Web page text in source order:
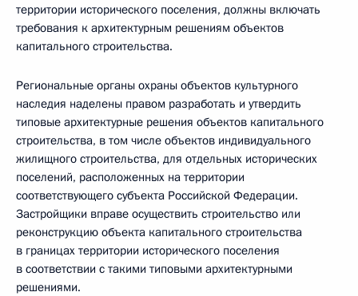
территории исторического поселения, должны включать
требования к архитектурным решениям объектов
капитального строительства.
Региональные органы охраны объектов культурного
наследия наделены правом разработать и утвердить
типовые архитектурные решения объектов капитального
строительства, в том числе объектов индивидуального
жилищного строительства, для отдельных исторических
поселений, расположенных на территории
соответствующего субъекта Российской Федерации.
Застройщики вправе осуществить строительство или
реконструкцию объекта капитального строительства
в границах территории исторического поселения
в соответствии с такими типовыми архитектурными
решениями.